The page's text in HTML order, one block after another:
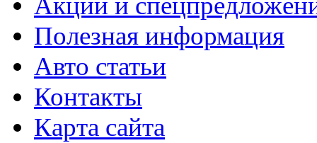
Полезная информация
Авто статьи
Контакты
Карта сайта